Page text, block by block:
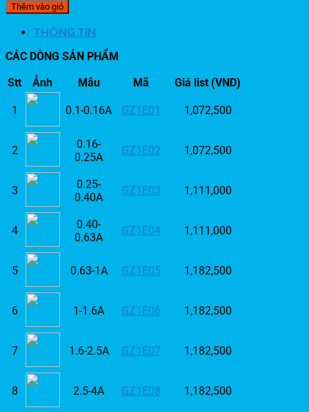
Thêm vào giỏ
THÔNG TIN
CÁC DÒNG SẢN PHẨM
Stt
Ảnh Mẫu Mã Giá list (VND)
1 0.1-0.16A GZ1E01 1,072,500
2
0.16-
0.25A
GZ1E02 1,072,500
3
0.25-
0.40A
GZ1E03 1,111,000
4
0.40-
0.63A
GZ1E04 1,111,000
5 0.63-1A GZ1E05 1,182,500
6 1-1.6A GZ1E06 1,182,500
7 1.6-2.5A GZ1E07 1,182,500
8 2.5-4A GZ1E08 1,182,500